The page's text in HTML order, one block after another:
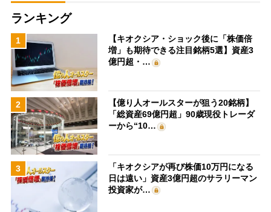
ランキング
1
【キオクシア・ショック後に「株価倍
増」も期待できる注目銘柄5選】資産3
億円超・…
2
【億り人オールスターが狙う20銘柄】
「総資産69億円超」90歳現役トレーダ
ーから“10…
3
「キオクシアが再び株価10万円になる
日は遠い」資産3億円超のサラリーマン
投資家が…